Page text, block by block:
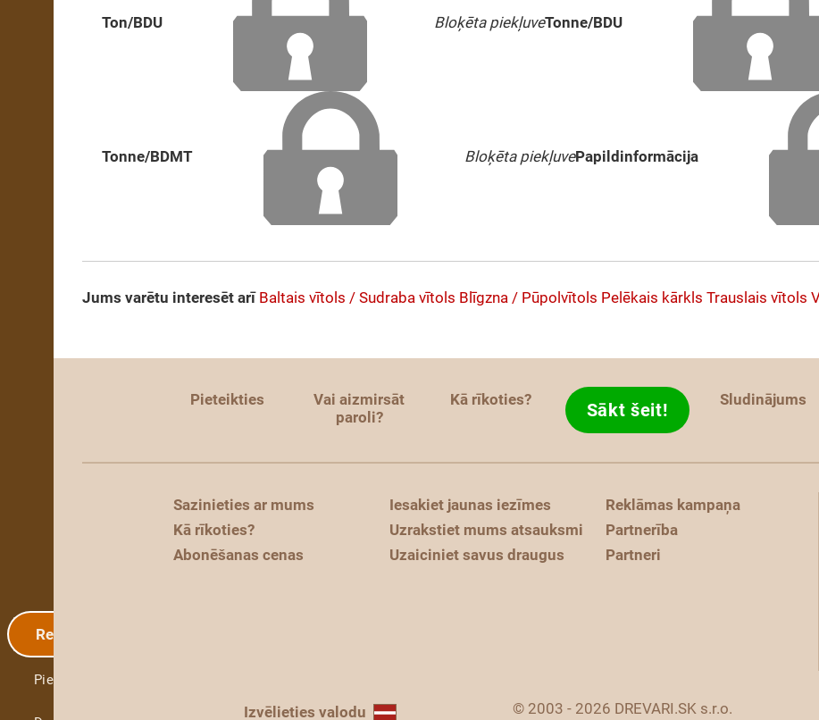
Reģistrācija
Pieteikties
Ton/BDU Bloķēta piekļuveTonne/BDU
Tonne/BDMT Bloķēta piekļuvePapildinformācija
Jums varētu interesēt arī Baltais vītols / Sudraba vītols Blīgzna / Pūpolvītols Pelēkais kārkls Trauslais vītols
Pieteikties
Vai aizmirsāt
paroli?
Kā rīkoties? Sākt šeit! Sludinājums
Sazinieties ar mums
Kā rīkoties?
Abonēšanas cenas
Iesakiet jaunas iezīmes
Uzrakstiet mums atsauksmi
Uzaiciniet savus draugus
Reklāmas kampaņa
Partnerība
Partneri
Izvēlieties valodu © 2003 - 2026 DREVARI.SK s.r.o.